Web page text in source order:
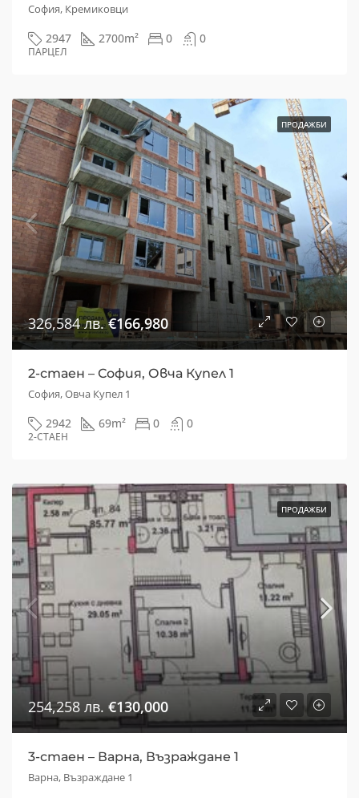
София, Кремиковци
2947 2700m² 0 0
ПАРЦЕЛ
ПРОДАЖБИ
326,584 лв.€166,980
2-стаен – София, Овча Купел 1
София, Овча Купел 1
2942 69m² 0 0
2-СТАЕН
ПРОДАЖБИ
254,258 лв. €130,000
3-стаен – Варна, Възраждане 1
Варна, Възраждане 1